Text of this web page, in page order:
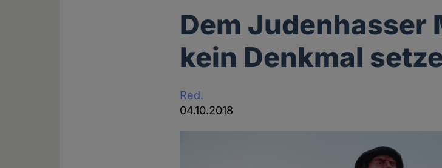
Dem Judenhasser
kein Denkmal
Red.
04.10.2018